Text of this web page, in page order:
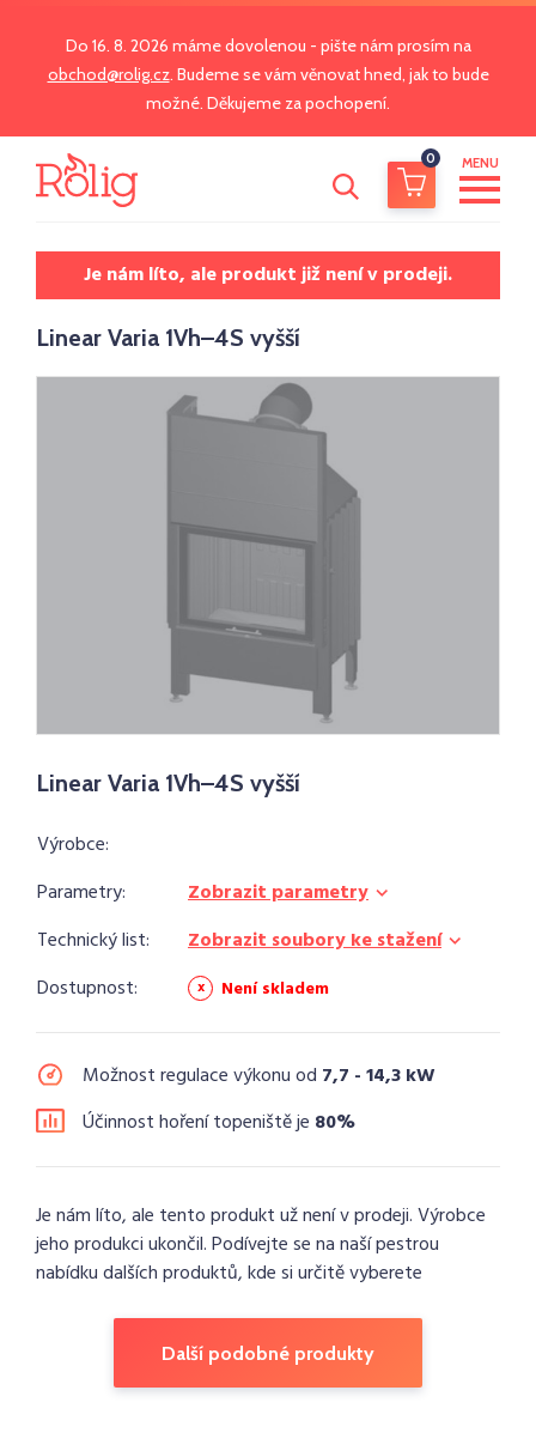
Do 16. 8. 2026 máme dovolenou - pište nám prosím na
obchod@rolig.cz. Budeme se vám věnovat hned, jak to bude
možné. Děkujeme za pochopení.
0 MENU
Je nám líto, ale produkt již není v prodeji.
Linear Varia 1Vh–4S vyšší
Linear Varia 1Vh–4S vyšší
Výrobce:
Parametry:
Zobrazit parametry
Technický list:
Zobrazit soubory ke stažení
Dostupnost:
Není skladem
Možnost regulace výkonu od 7,7 - 14,3 kW
Účinnost hoření topeniště je 80%
Je nám líto, ale tento produkt už není v prodeji. Výrobce
jeho produkci ukončil. Podívejte se na naší pestrou
nabídku dalších produktů, kde si určitě vyberete
Další podobné produkty